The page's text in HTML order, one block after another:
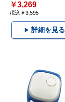
￥3,269
税込￥3,595
詳細を見る